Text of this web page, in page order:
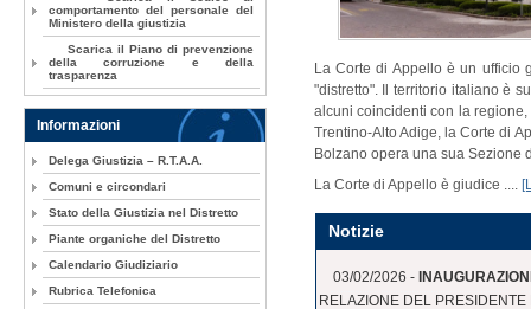
La Corte di Appello è un ufficio
"distretto". Il territorio italiano è
alcuni coincidenti con la
Trentino-Alto Adige, la Corte di
Bolzano opera una sua Sezione
La Corte di Appello è giudice ....
Notizie
03/02/2026 -
RELAZIONE DEL
comportamento del personale del
Ministero della giustizia
Scarica il Piano di prevenzione
della corruzione e della
trasparenza
Informazioni
Delega Giustizia – R.T.A.A.
Comuni e circondari
Stato della Giustizia nel Distretto
Piante organiche del Distretto
Calendario Giudiziario
Rubrica Telefonica